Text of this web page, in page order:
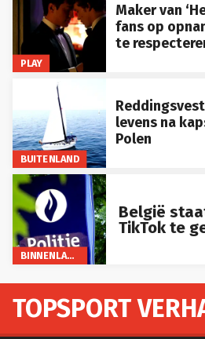
PLAY
Maker van
fans op
te
BUITENLAND
levens na
Polen
BINNENLAND
België
TikTok te
TOPSPORT